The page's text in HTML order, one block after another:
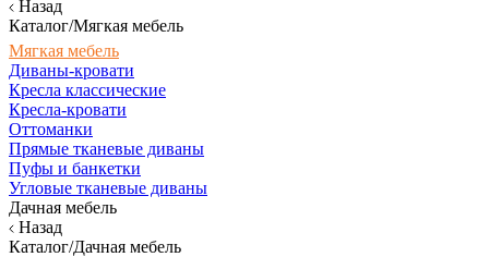
Назад
Каталог/Мягкая мебель
Мягкая мебель
Диваны-кровати
Кресла классические
Кресла-кровати
Оттоманки
Прямые тканевые диваны
Пуфы и банкетки
Угловые тканевые диваны
Дачная мебель
Назад
Каталог/Дачная мебель